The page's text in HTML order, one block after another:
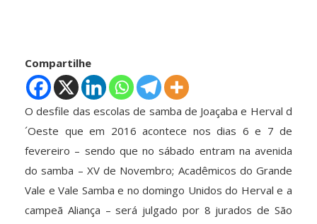
Compartilhe
O desfile das escolas de samba de Joaçaba e Herval d
´Oeste que em 2016 acontece nos dias 6 e 7 de
fevereiro – sendo que no sábado entram na avenida
do samba – XV de Novembro; Acadêmicos do Grande
Vale e Vale Samba e no domingo Unidos do Herval e a
campeã Aliança – será julgado por 8 jurados de São